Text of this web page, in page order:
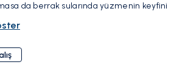
da berrak sularında yüzmenin keyfini
benzersiz bir nokta.
huzurlu atmosferi ile yüzme için